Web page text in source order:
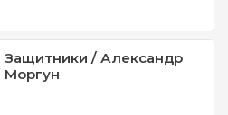
Защитники / Александр
Моргун